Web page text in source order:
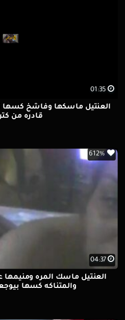
01:35
العنتيل ماسكها وفاشخ
قادره من
04:37
612%
العنتيل ماسك المره
والمتناكه كسها